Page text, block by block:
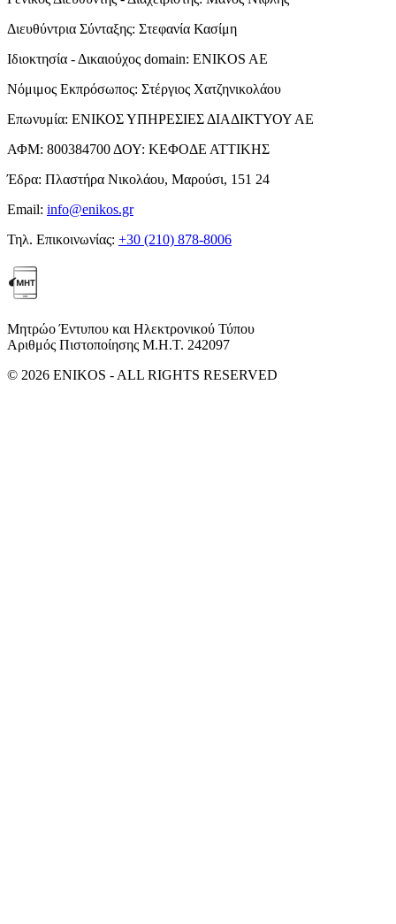
Διευθύντρια Σύνταξης: Στεφανία Κασίμη
Ιδιοκτησία - Δικαιούχος domain: ENIKOS AE
Νόμιμος Εκπρόσωπος: Στέργιος Χατζηνικολάου
Επωνυμία: ΕΝΙΚΟΣ ΥΠΗΡΕΣΙΕΣ ΔΙΑΔΙΚΤΥΟΥ ΑΕ
ΑΦΜ: 800384700 ΔΟΥ: ΚΕΦΟΔΕ ΑΤΤΙΚΗΣ
Έδρα: Πλαστήρα Νικολάου, Μαρούσι, 151 24
Email: info@enikos.gr
Τηλ. Επικοινωνίας: +30 (210) 878-8006
Μητρώο Έντυπου και Ηλεκτρονικού Τύπου
Αριθμός Πιστοποίησης Μ.Η.Τ. 242097
© 2026 ENIKOS - ALL RIGHTS RESERVED